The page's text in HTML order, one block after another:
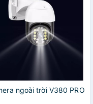
ngoài trời V380 PRO